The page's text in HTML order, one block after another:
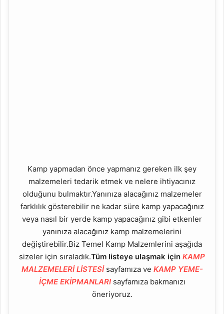
Kamp yapmadan önce yapmanız gereken ilk şey
malzemeleri tedarik etmek ve nelere ihtiyacınız
olduğunu bulmaktır.Yanınıza alacağınız malzemeler
farklılık gösterebilir ne kadar süre kamp yapacağınız
veya nasıl bir yerde kamp yapacağınız gibi etkenler
yanınıza alacağınız kamp malzemelerini
değiştirebilir.Biz Temel Kamp Malzemlerini aşağıda
sizeler için sıraladık.Tüm listeye ulaşmak için KAMP
MALZEMELERİ LİSTESİsayfamıza ve KAMP YEME-
İÇME EKİPMANLARI sayfamıza bakmanızı
öneriyoruz.